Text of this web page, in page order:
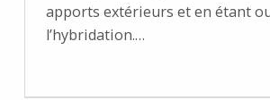
apports extérieurs et en étant
l’hybridation.…